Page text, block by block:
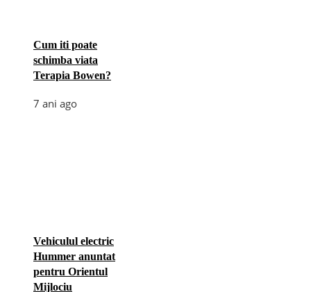
Cum iti poate
schimba viata
Terapia Bowen?
7 ani ago
Vehiculul electric
Hummer anuntat
pentru Orientul
Mijlociu